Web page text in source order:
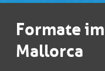
Formate
Mallorca